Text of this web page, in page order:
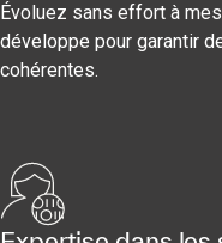
Évoluez sans effort à
développe pour garantir
cohérentes.